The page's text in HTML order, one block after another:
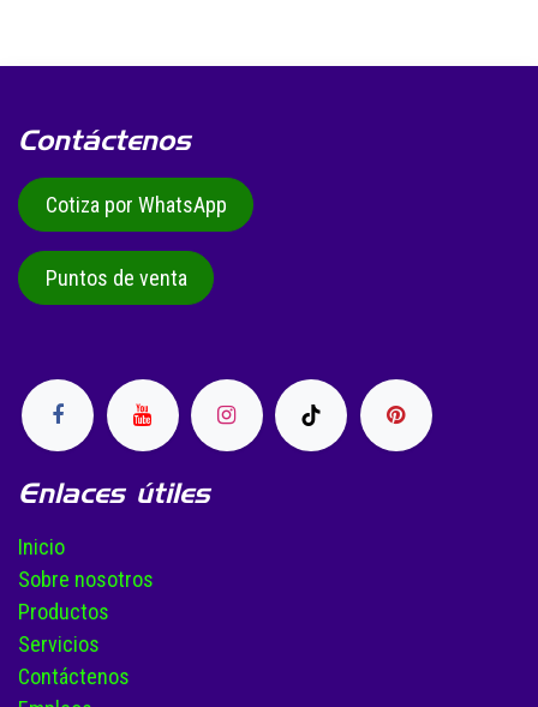
Enlaces útiles
Inicio
Sobre nosotros
Productos
Servicios
Contáctenos
Contáctenos
Cotiza por WhatsApp
Puntos de venta